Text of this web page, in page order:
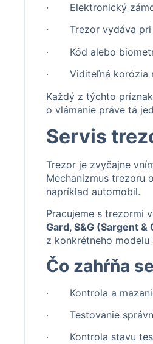
· Elektronický
· Trezor vydáva pri
· Kód alebo
· Viditeľná korózia
Každý z týchto
o vlámanie práve tá
Servis
Trezor je zvyčajne
Mechanizmus trezoru
napríklad automobil.
Pracujeme s trezormi
Gard, S&G (Sargent
z konkrétneho modelu
Čo zahŕňa
· Kontrola a mazanie
· Testovanie
· Kontrola stavu